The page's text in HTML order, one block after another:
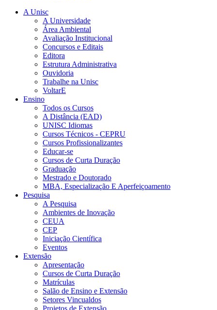
A Unisc
A Universidade
Área Ambiental
Avaliação Institucional
Concursos e Editais
Editora
Estrutura Administrativa
Ouvidoria
Trabalhe na Unisc
VoltarE
Ensino
Todos os Cursos
A Distância (EAD)
UNISC Idiomas
Cursos Técnicos - CEPRU
Cursos Profissionalizantes
Educar-se
Cursos de Curta Duração
Graduação
Mestrado e Doutorado
MBA, Especialização E Aperfeiçoamento
Pesquisa
A Pesquisa
Ambientes de Inovação
CEUA
CEP
Iniciação Científica
Eventos
Extensão
Apresentação
Cursos de Curta Duração
Matrículas
Salão de Ensino e Extensão
Setores Vincualdos
Projetos de Extensão